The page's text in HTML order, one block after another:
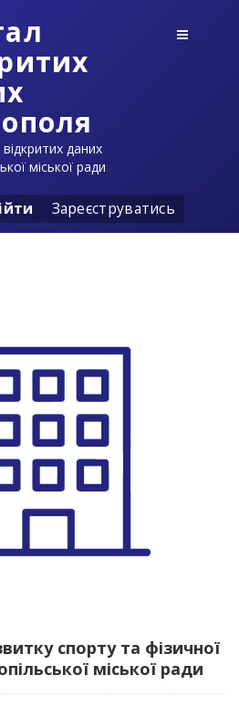
даних
міської ради
Зареєструватись
спорту та фізичної
міської ради